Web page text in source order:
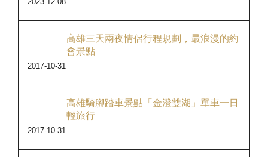
高雄三天兩夜情侶行程規劃，最浪漫的約
會景點
2017-10-31
高雄騎腳踏車景點「金澄雙湖」單車一日
輕旅行
2017-10-31